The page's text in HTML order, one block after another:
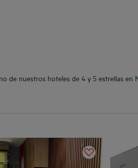
de nuestros hoteles de 4 y 5 estrellas en